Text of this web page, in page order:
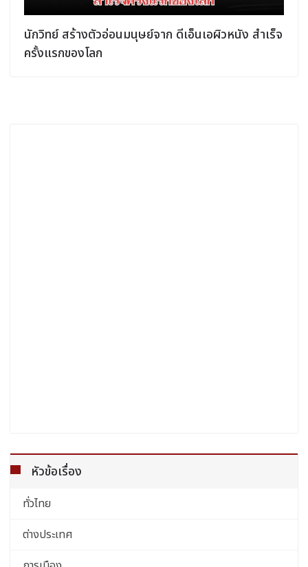
นักวิทย์ สร้างตัวอ่อนมนุษย์จาก ดีเอ็นเอผิวหนัง สำเร็จ
ครั้งแรกของโลก
หัวข้อเรื่อง
ทั่วไทย
ต่างประเทศ